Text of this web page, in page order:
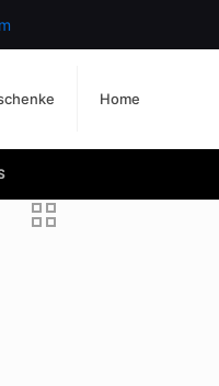
Home